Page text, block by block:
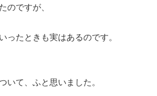
のですが、
ったときも実はあるのです。
いて、ふと思いました。